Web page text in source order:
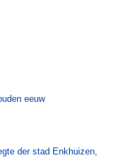
eeuw
der stad Enkhuizen,